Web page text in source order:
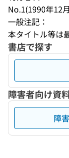
No.1(1990年12
一般注記：
本タイトル等は
書店で探す
障害者向け資
障